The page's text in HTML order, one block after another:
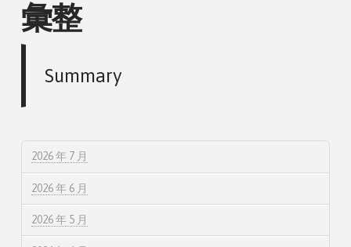
彙整
Summary
2026 年 7 月
2026 年 6 月
2026 年 5 月